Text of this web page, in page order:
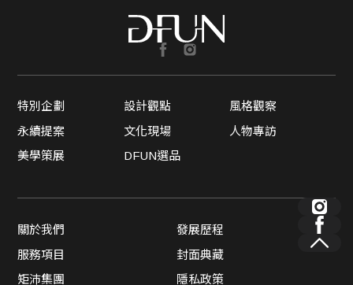
特別企劃 設計觀點
風格觀察
永續提案
文化現場
人物專訪
美學策展
DFUN選品
關於我們
發展歷程
服務項目
封面典藏
矩沛集團
隱私政策